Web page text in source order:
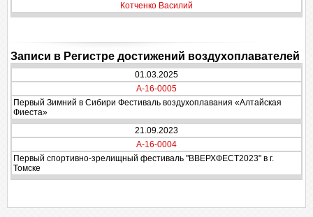
Котченко Василий
Записи в Регистре достижений воздухоплавателей
01.03.2025
A-16-0005
Первый Зимний в Сибири Фестиваль воздухоплавания «Алтайская
Фиеста»
21.09.2023
A-16-0004
Первый спортивно-зрелищный фестиваль "ВВЕРХФЕСТ2023" в г.
Томске